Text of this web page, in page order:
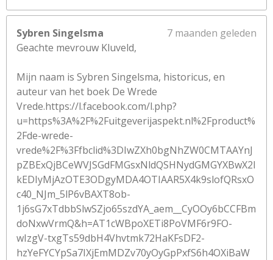
Sybren Singelsma
7 maanden geleden
Geachte mevrouw Kluveld,
Mijn naam is Sybren Singelsma, historicus, en
auteur van het boek De Wrede
Vrede.https://l.facebook.com/l.php?
u=https%3A%2F%2Fuitgeverijaspekt.nl%2Fproduct%
2Fde-wrede-
vrede%2F%3Ffbclid%3DIwZXh0bgNhZW0CMTAAYnJ
pZBExQjBCeWVJSGdFMGsxNldQSHNydGMGYXBwX2l
kEDIyMjAzOTE3ODgyMDA4OTIAAR5X4k9slofQRsxO
c40_NJm_5lP6vBAXT8ob-
1j6sG7xTdbbSlwSZjo65szdYA_aem__CyOOy6bCCFBm
doNxwVrmQ&h=AT1cWBpoXETi8PoVMF6r9FO-
wIzgV-txgTs59dbH4Vhvtmk72HaKFsDF2-
hzYeFYCYpSa7IXjEmMDZv70yOyGpPxfS6h4OXiBaW